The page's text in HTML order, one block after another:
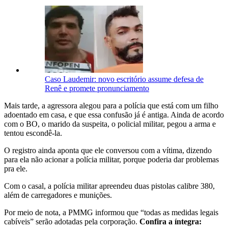
Caso Laudemir: novo escritório assume defesa de
Renê e promete pronunciamento
Mais tarde, a agressora alegou para a polícia que está com um filho
adoentado em casa, e que essa confusão já é antiga. Ainda de acordo
com o BO, o marido da suspeita, o policial militar, pegou a arma e
tentou escondê-la.
O registro ainda aponta que ele conversou com a vítima, dizendo
para ela não acionar a polícia militar, porque poderia dar problemas
pra ele.
Com o casal, a polícia militar apreendeu duas pistolas calibre 380,
além de carregadores e munições.
Por meio de nota, a PMMG informou que “todas as medidas legais
cabíveis” serão adotadas pela corporação. Confira a íntegra: